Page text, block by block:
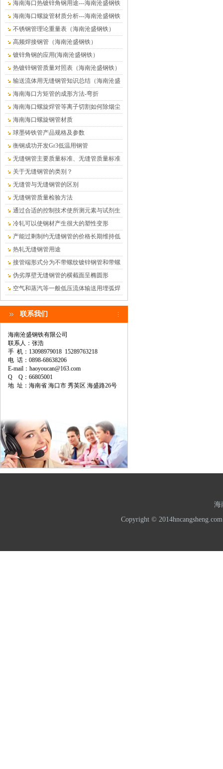
海南海口热镀锌角钢用途---海南沧盛钢铁
海南海口螺旋管材质分析---海南沧盛钢铁
不锈钢管理论重量表（海南沧盛钢铁）
高频焊接钢管（海南沧盛钢铁）
镀锌角钢的应用(海南沧盛钢铁）
热镀锌钢管质量对照表（海南沧盛钢铁）
输送流体用无缝钢管知识总结（海南沧盛
钢铁）
海南海口方矩管的成形方法-弯折
海南海口螺旋焊管等离子切割如何除烟尘
海南海口螺旋钢管材质
球墨铸铁管产品规格及参数
衡钢成功开发Gr3低温用钢管
无缝钢管主要质量标准、无缝管质量标准
关于无缝钢管的类别？
无缝管与无缝钢管的区别
无缝钢管质量检验方法
通过合适的控制技术使所测元素与试剂生
成有色络合物
冷轧可以使钢材产生很大的塑性变形
产能过剩制约无缝钢管的价格长期维持低
位
热轧无缝钢管用途
接管端形式分为不带螺纹镀锌钢管和带螺
纹镀锌钢管
伪劣厚壁无缝钢管的横截面呈椭圆形
空气和蒸汽等一般低压流体输送用埋弧焊
钢管
联系我们
海南沧盛钢铁有限公司
联系人：张浩
手 机：13098979018 15289763218
电 话：0898-68638206
E-mail：haoyoucan@163.com
Q Q：66805001
地 址：海南省 海口市 秀英区 海盛路26号
海
Copyright ©